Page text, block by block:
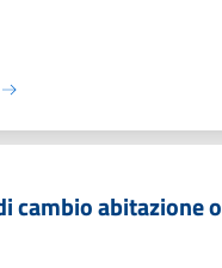
cambio abitazione o